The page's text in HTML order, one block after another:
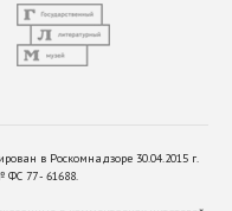
в Роскомнадзоре 30.04.2015 г.
ФС 77 - 61688.